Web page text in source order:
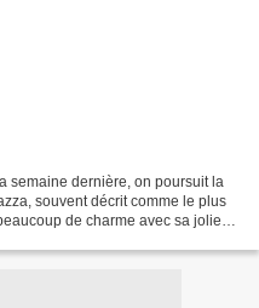
semaine dernière, on poursuit la
souvent décrit comme le plus
de charme avec sa jolie